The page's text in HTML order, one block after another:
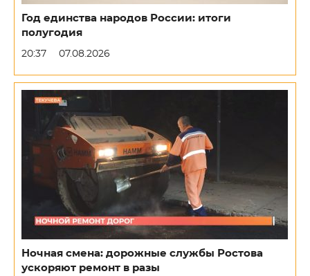
Год единства народов России: итоги
полугодия
20:37 07.08.2026
Ночная смена: дорожные службы Ростова
ускоряют ремонт в разы